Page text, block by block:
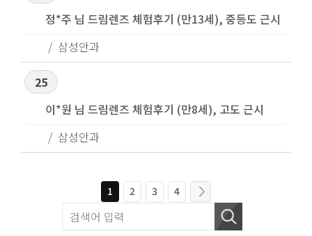
정*주 님 드림렌즈 체험후기 (만13세), 중등도 근시
삼성안과
25
이*원 님 드림렌즈 체험후기 (만8세), 고도 근시
삼성안과
1 2 3 4